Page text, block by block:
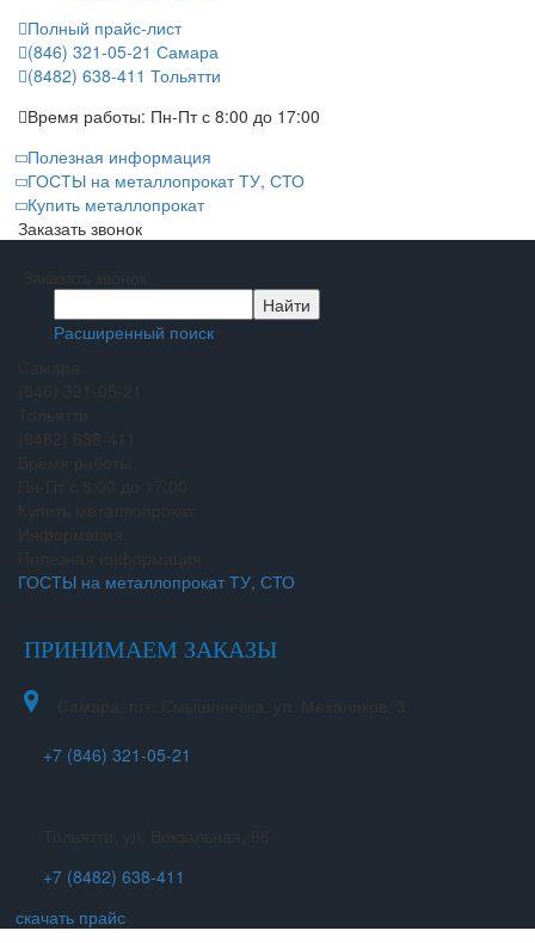
Полный прайс-лист
(846) 321-05-21 Самара
(8482) 638-411 Тольятти
Время работы: Пн-Пт с 8:00 до 17:00
Полезная информация
ГОСТЫ на металлопрокат ТУ, СТО
Купить металлопрокат
Заказать звонок
Расширенный поиск
ГОСТЫ на металлопрокат ТУ, СТО
ПРИНИМАЕМ ЗАКАЗЫ
+7 (846) 321-05-21
+7 (8482) 638-411
скачать прайс